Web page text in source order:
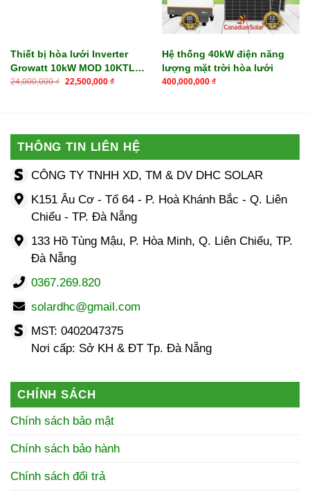
Thiết bị hòa lưới Inverter
Growatt 10kW MOD 10KTL3-
X
24,000,000₫ Giá
22,500,000 ₫Giá
Hệ thống 40kW điện năng
lượng mặt trời hòa lưới
400,000,000 ₫
THÔNG TIN LIÊN HỆ
CÔNG TY TNHH XD, TM & DV DHC SOLAR
K151 Âu Cơ - Tổ 64 - P. Hoà Khánh Bắc - Q. Liên
Chiểu - TP. Đà Nẵng
133 Hồ Tùng Mậu, P. Hòa Minh, Q. Liên Chiểu, TP.
Đà Nẵng
0367.269.820
solardhc@gmail.com
MST: 0402047375
Nơi cấp: Sở KH & ĐT Tp. Đà Nẵng
CHÍNH SÁCH
Chính sách bảo mật
Chính sách bảo hành
Chính sách đổi trả